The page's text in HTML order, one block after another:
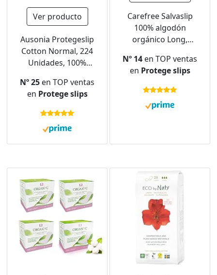
Ver producto
Ausonia Protegeslip
Cotton Normal, 224
Unidades, 100%
Protección Segura -
Formato Ahorro
Nº 25 en TOP ventas
en Protege slips
Carefree Salvaslip
100% algodón
orgánico Long,
transpirable, Salva slip
mujer extra largo para
pieles sensibles,
calzoncillos diarios sin
Nº 14 en TOP ventas
en Protege slips